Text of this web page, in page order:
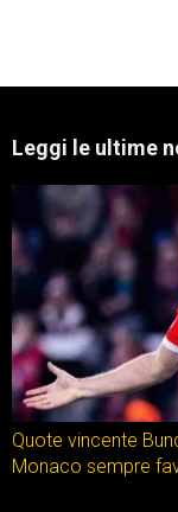
Leggi le ultime
Quote vincente
Monaco sempre